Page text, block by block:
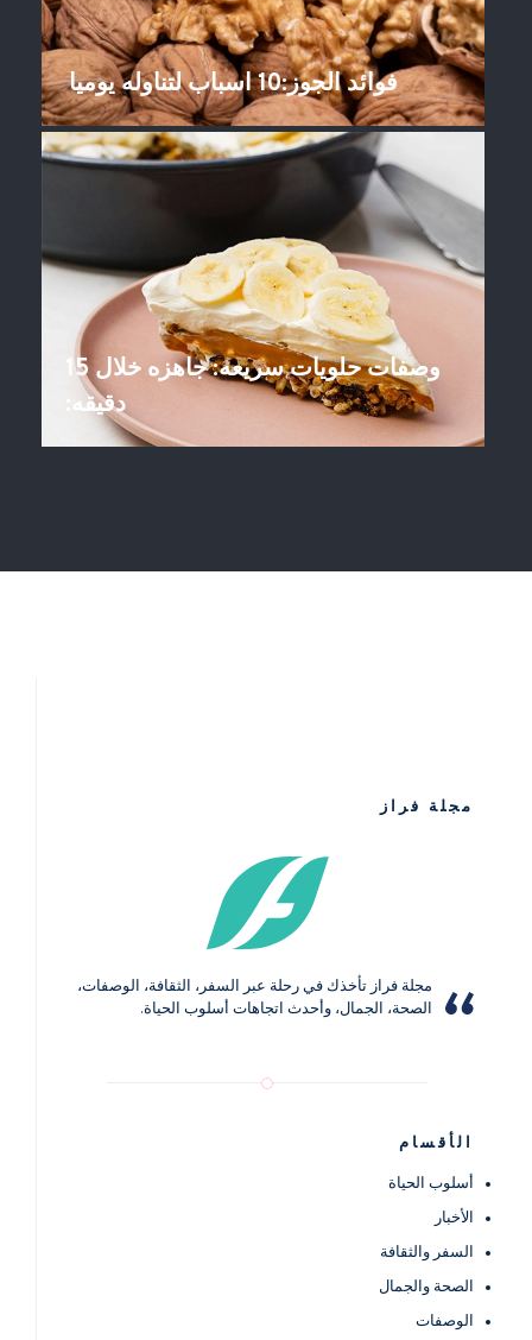
فوائد الجوز:10 اسباب لتناوله یومیا
وصفات حلویات سریعه: جاهزه خلال 15
دقیقه:
مجلة فراز
مجلة فراز تأخذك في رحلة عبر السفر، الثقافة، الوصفات،
الصحة، الجمال، وأحدث اتجاهات أسلوب الحياة.
الأقسام
أسلوب الحياة
الأخبار
السفر والثقافة
الصحة والجمال
الوصفات